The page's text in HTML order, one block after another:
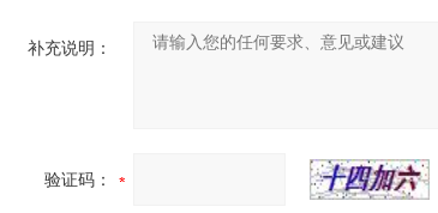
补充说明：
验证码：